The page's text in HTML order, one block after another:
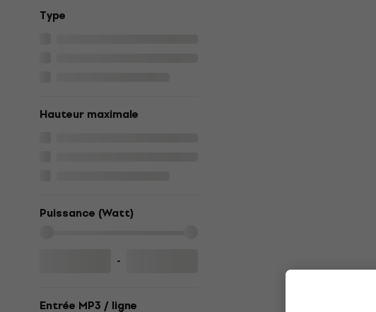
Type
Hauteur maximale
Puissance (Watt)
-
Entrée MP3 / ligne